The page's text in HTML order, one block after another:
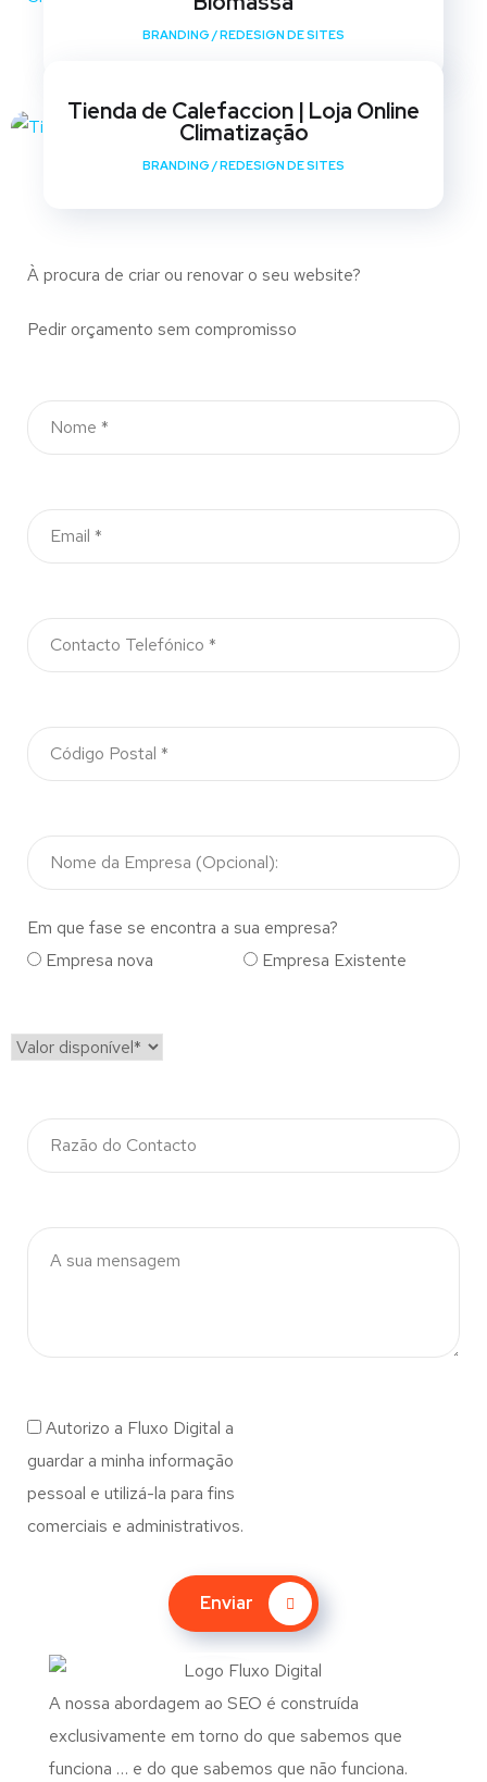
BRANDING /REDESIGN DE SITES
Tienda de Calefaccion | Loja Online
Climatização
BRANDING /REDESIGN DE SITES
À procura de criar ou renovar o seu website?
Pedir orçamento sem compromisso
Em que fase se encontra a sua empresa?
Empresa nova
Empresa Existente
Autorizo a Fluxo Digital a
guardar a minha informação
pessoal e utilizá-la para fins
comerciais e administrativos.
Enviar
A nossa abordagem ao SEO é construída
exclusivamente em torno do que sabemos que
funciona … e do que sabemos que não funciona.